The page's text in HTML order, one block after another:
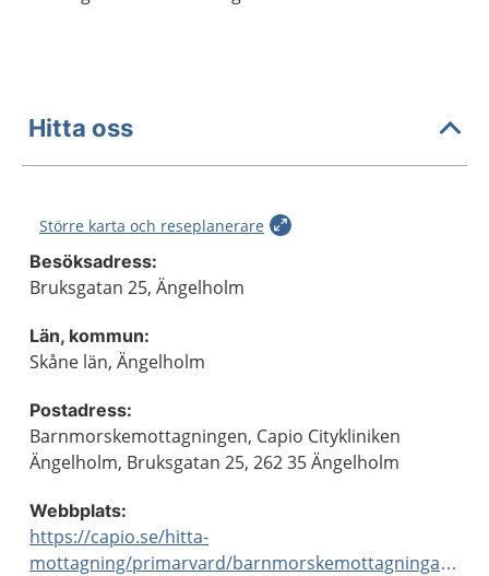
Hitta oss
Större karta och reseplanerare
Besöksadress:
Bruksgatan 25, Ängelholm
Län, kommun:
Skåne län, Ängelholm
Postadress:
Barnmorskemottagningen, Capio Citykliniken
Ängelholm, Bruksgatan 25, 262 35 Ängelholm
Webbplats:
https://capio.se/hitta-
mottagning/primarvard/barnmorskemottagningar/angelholm/